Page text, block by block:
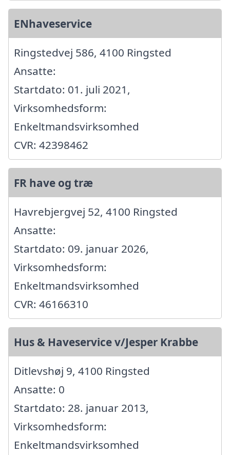
ENhaveservice
Ringstedvej 586, 4100 Ringsted
Ansatte:
Startdato: 01. juli 2021,
Virksomhedsform:
Enkeltmandsvirksomhed
CVR: 42398462
FR have og træ
Havrebjergvej 52, 4100 Ringsted
Ansatte:
Startdato: 09. januar 2026,
Virksomhedsform:
Enkeltmandsvirksomhed
CVR: 46166310
Hus & Haveservice v/Jesper Krabbe
Ditlevshøj 9, 4100 Ringsted
Ansatte: 0
Startdato: 28. januar 2013,
Virksomhedsform:
Enkeltmandsvirksomhed